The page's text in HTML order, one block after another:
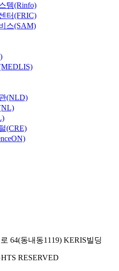
템(Rinfo)
터(FRIC)
스(SAM)
(NLD)
(CRE)
64(동내동1119) KERIS빌딩
RESERVED